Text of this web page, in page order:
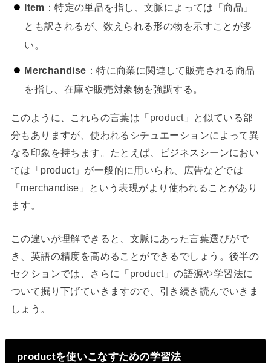
Item ：特定の単品を指し、文脈によっては「商品」
とも訳されるが、数えられる形の物を示すことが多
い。
Merchandise ：特に商業に関連して販売される商品
を指し、在庫や販売対象物を強調する。
このように、これらの言葉は「product」と似ている部
分もありますが、使われるシチュエーションによって異
なる印象を持ちます。たとえば、ビジネスシーンにおい
ては「product」が一般的に用いられ、広告などでは
「merchandise」という表現がより使われることがあり
ます。
この違いが理解できると、文脈にあった言葉選びがで
き、英語の精度を高めることができるでしょう。後半の
セクションでは、さらに「product」の語源や学習法に
ついて掘り下げていきますので、引き続き読んでいきま
しょう。
productを使いこなすための学習法